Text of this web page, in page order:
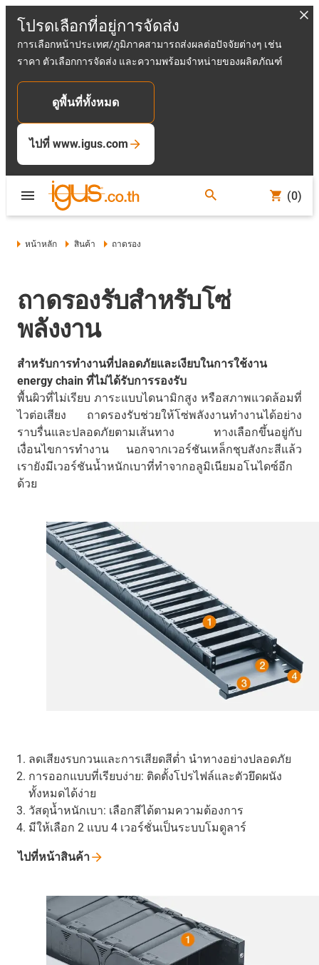
โปรดเลือกที่อยู่การจัดส่ง
การเลือกหน้าประเทศ/ภูมิภาคสามารถส่งผลต่อปัจจัยต่างๆ เช่น
ราคา ตัวเลือกการจัดส่ง และความพร้อมจำหน่ายของผลิตภัณฑ์
ดูพื้นที่ทั้งหมด
ไปที่ www.igus.com
(0)
หน้าหลัก สินค้า ถาดรอง
ถาดรองรับสำหรับโซ่
พลังงาน
สำหรับการทำงานที่ปลอดภัยและเงียบในการใช้งาน
energy chain ที่ไม่ได้รับการรองรับ
พื้นผิวที่ไม่เรียบ ภาระแบบไดนามิกสูง หรือสภาพแวดล้อมที่
ไวต่อเสียง ถาดรองรับช่วยให้โซ่พลังงานทำงานได้อย่าง
ราบรื่นและปลอดภัยตามเส้นทาง ทางเลือกขึ้นอยู่กับ
เงื่อนไขการทำงาน นอกจากเวอร์ชันเหล็กชุบสังกะสีแล้ว
เรายังมีเวอร์ชันน้ำหนักเบาที่ทำจากอลูมิเนียมอโนไดซ์อีก
ด้วย
ลดเสียงรบกวนและการเสียดสีต่ำ นำทางอย่างปลอดภัย
การออกแบบที่เรียบง่าย: ติดตั้งโปรไฟล์และตัวยึดผนัง
ทั้งหมดได้ง่าย
วัสดุน้ำหนักเบา: เลือกสีได้ตามความต้องการ
มีให้เลือก 2 แบบ 4 เวอร์ชั่นเป็นระบบโมดูลาร์
ไปที่หน้าสินค้า